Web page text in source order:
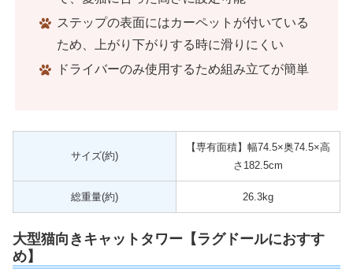
ステップの表面にはカーペットが付いている
ため、上がり下がりする時に滑りにくい
ドライバーのみ使用するため組み立てが簡単
サイズ(約)
【専有面積】幅74.5×奥74.5×高
さ182.5cm
総重量(約) 26.3kg
大型猫向きキャットタワー【ラグドールにおすす
め】